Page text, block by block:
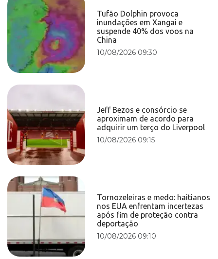
Tufão Dolphin provoca
inundações em Xangai e
suspende 40% dos voos na
China
10/08/2026 09:30
Jeff Bezos e consórcio se
aproximam de acordo para
adquirir um terço do Liverpool
10/08/2026 09:15
Tornozeleiras e medo: haitianos
nos EUA enfrentam incertezas
após fim de proteção contra
deportação
10/08/2026 09:10